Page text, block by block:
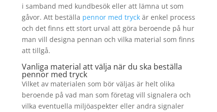
i samband med kundbesök eller att lämna ut som
gåvor. Att beställa pennor med tryckär enkel process
och det finns ett stort urval att göra beroende på hur
man vill designa pennan och vilka material som finns
att tillgå.
Vanliga material att välja när du ska beställa
pennor med tryck
Vilket av materialen som bör väljas är helt olika
beroende på vad man som företag vill signalera och
vilka eventuella miljöaspekter eller andra signaler